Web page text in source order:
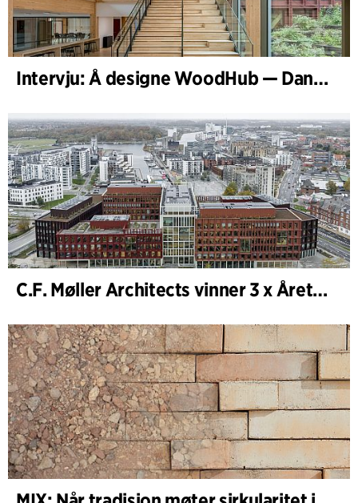
Intervju: Å designe WoodHub — Danmarks største trebygg
C.F. Møller Architects vinner 3 x Årets Bygg 2025